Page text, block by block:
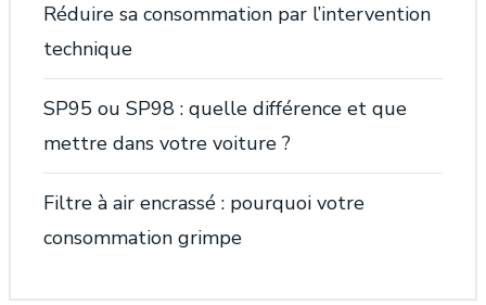
Réduire sa consommation par l’intervention
technique
SP95 ou SP98 : quelle différence et que
mettre dans votre voiture ?
Filtre à air encrassé : pourquoi votre
consommation grimpe